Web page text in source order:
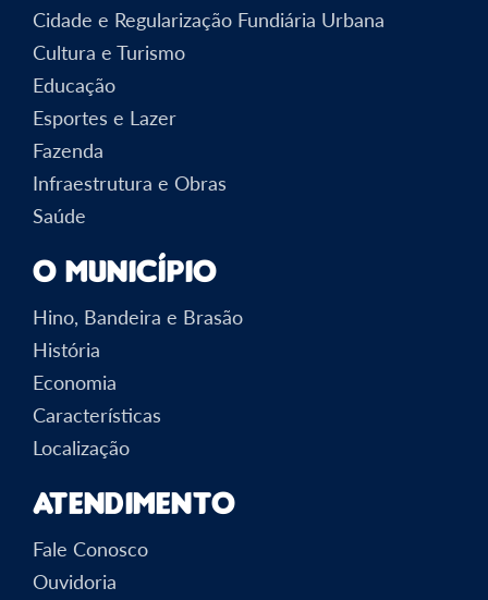
Cidade e Regularização Fundiária Urbana
Cultura e Turismo
Educação
Esportes e Lazer
Fazenda
Infraestrutura e Obras
Saúde
O Município
Hino, Bandeira e Brasão
História
Economia
Características
Localização
Atendimento
Fale Conosco
Ouvidoria